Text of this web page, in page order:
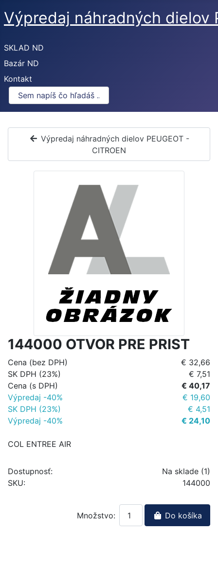
Výpredaj náhradných dielov
SKLAD ND
Bazár ND
Kontakt
Výpredaj náhradných dielov PEUGEOT -
CITROEN
144000 OTVOR PRE PRIST
Cena (bez DPH)
€ 32,66
SK DPH (23%)
€ 7,51
Cena (s DPH)
€ 40,17
Výpredaj -40%
€ 19,60
SK DPH (23%)
€ 4,51
Výpredaj -40%
€ 24,10
COL ENTREE AIR
Dostupnosť:
Na sklade (1)
SKU:
144000
Množstvo: Do košíka